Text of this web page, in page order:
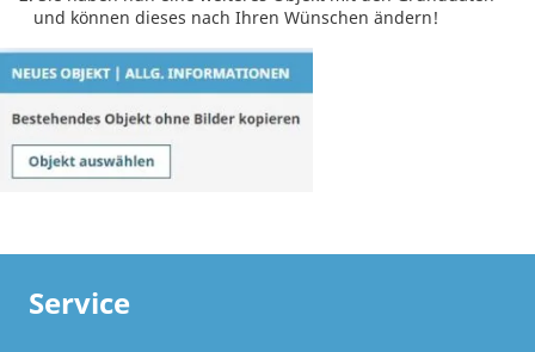
und können dieses nach Ihren Wünschen ändern!
Service